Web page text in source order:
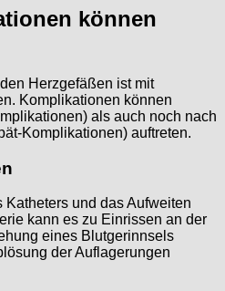
können
Herzgefäßen ist mit
Komplikationen können
als auch noch nach
Komplikationen) auftreten.
und das Aufweiten
kann es zu Einrissen an der
eines Blutgerinnsels
der Auflagerungen